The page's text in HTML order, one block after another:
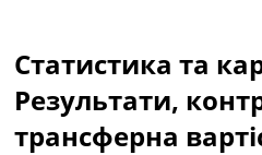
Чемпіонат Світу
Україна. Прем’єр-
Україна. Перша
Ліга Чемпіонів
Статистика та
Результати,
трансферна